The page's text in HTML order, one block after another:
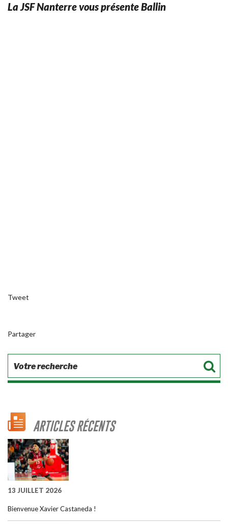
La JSF Nanterre vous présente Ballin
Tweet
Partager
ARTICLES RÉCENTS
13 JUILLET 2026
Bienvenue Xavier Castaneda !